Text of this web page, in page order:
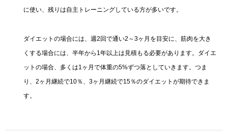
に使い、残りは自主トレーニングしている方が多いです。
ダイエットの場合には、週2回で通い2～3ヶ月を目安に、筋肉を大き
くする場合には、半年から1年以上は見積もる必要があります。ダイエ
ットの場合、多くは1ヶ月で体重の5%ずつ落としていきます。つま
り、2ヶ月継続で10％、3ヶ月継続で15％のダイエットが期待できま
す。